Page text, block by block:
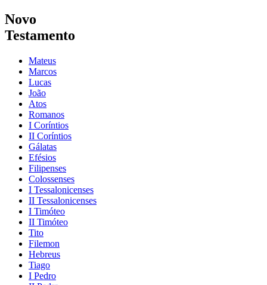
Novo
Testamento
Mateus
Marcos
Lucas
João
Atos
Romanos
I Coríntios
II Coríntios
Gálatas
Efésios
Filipenses
Colossenses
I Tessalonicenses
II Tessalonicenses
I Timóteo
II Timóteo
Tito
Filemon
Hebreus
Tiago
I Pedro